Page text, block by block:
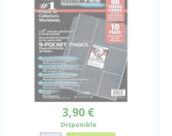
3,90 €
Disponible